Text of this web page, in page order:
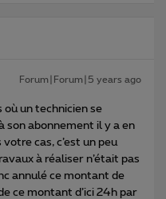
Forum|Forum|5 years ago
où un technicien se
son abonnement il y a en
cas, c’est un peu
à réaliser n’était pas
annulé ce montant de
ce montant d’ici 24h par